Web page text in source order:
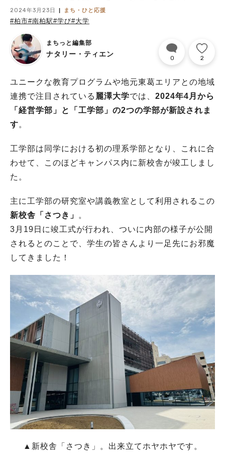
2024年3月23日 まち・ひと応援
#柏市#南柏駅#学び#大学
まちっと編集部
ナタリー・ティエン 0 2
ユニークな教育プログラムや地元東葛エリアとの地域
連携で注目されている 麗澤大学では、 2024年4月から
「経営学部」と「工学部」の2つの学部が新設されま
す。
工学部は同学における初の理系学部となり、これに合
わせて、このほどキャンパス内に新校舎が竣工しまし
た。
主に工学部の研究室や講義教室として利用されるこの
新校舎「さつき」
。
3月19日に竣工式が行われ、ついに内部の様子が公開
されるとのことで、学生の皆さんより一足先にお邪魔
してきました！
▲新校舎「さつき」。出来立てホヤホヤです。